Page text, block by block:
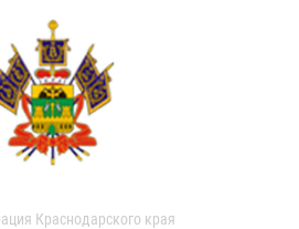
Краснодарского края